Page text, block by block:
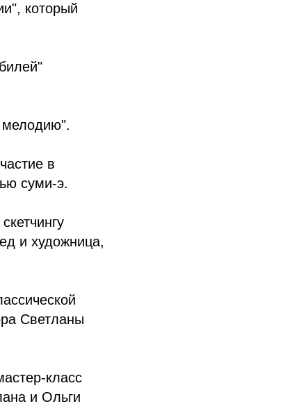
который
мелодию".
в
суми-э.
и художница,
Светланы
класс
и Ольги